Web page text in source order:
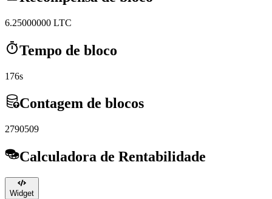
6.25000000 LTC
Tempo de bloco
176s
Contagem de blocos
2790509
Calculadora de Rentabilidade
Widget